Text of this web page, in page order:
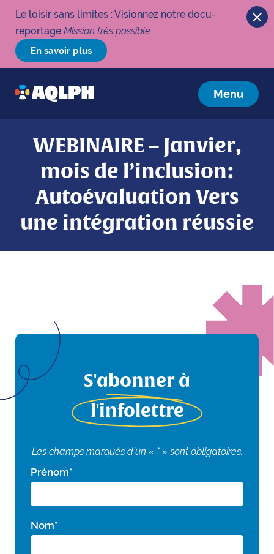
Le loisir sans limites : Visionnez notre docu-
reportage Mission très possible
En savoir plus
Menu
WEBINAIRE – Janvier,
mois de l’inclusion :
Autoévaluation Vers
une intégration réussie
S'abonner à
l'infolettre
Les champs marqués d'un « * » sont obligatoires.
Prénom*
Nom*